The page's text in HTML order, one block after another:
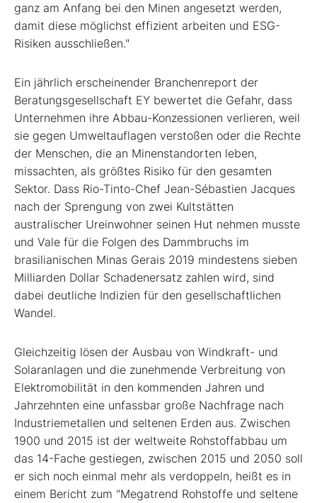
ganz am Anfang bei den Minen angesetzt werden,
damit diese möglichst effizient arbeiten und ESG-
Risiken ausschließen."
Ein jährlich erscheinender Branchenreport der
Beratungsgesellschaft EY bewertet die Gefahr, dass
Unternehmen ihre Abbau-Konzessionen verlieren, weil
sie gegen Umweltauflagen verstoßen oder die Rechte
der Menschen, die an Minenstandorten leben,
missachten, als größtes Risiko für den gesamten
Sektor. Dass Rio-Tinto-Chef Jean-Sébastien Jacques
nach der Sprengung von zwei Kultstätten
australischer Ureinwohner seinen Hut nehmen musste
und Vale für die Folgen des Dammbruchs im
brasilianischen Minas Gerais 2019 mindestens sieben
Milliarden Dollar Schadenersatz zahlen wird, sind
dabei deutliche Indizien für den gesellschaftlichen
Wandel.
Gleichzeitig lösen der Ausbau von Windkraft- und
Solaranlagen und die zunehmende Verbreitung von
Elektromobilität in den kommenden Jahren und
Jahrzehnten eine unfassbar große Nachfrage nach
Industriemetallen und seltenen Erden aus. Zwischen
1900 und 2015 ist der weltweite Rohstoffabbau um
das 14-Fache gestiegen, zwischen 2015 und 2050 soll
er sich noch einmal mehr als verdoppeln, heißt es in
einem Bericht zum "Megatrend Rohstoffe und seltene